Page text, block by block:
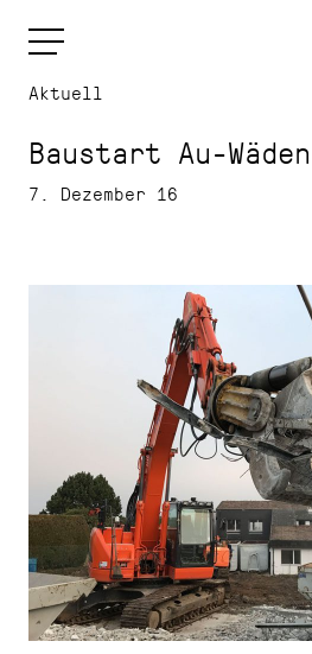
Aktuell
Baustart Au-
7. Dezember 16